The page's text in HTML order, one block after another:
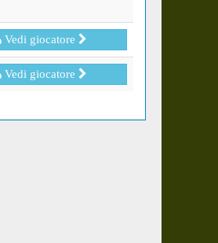
Vedi giocatore
Vedi giocatore